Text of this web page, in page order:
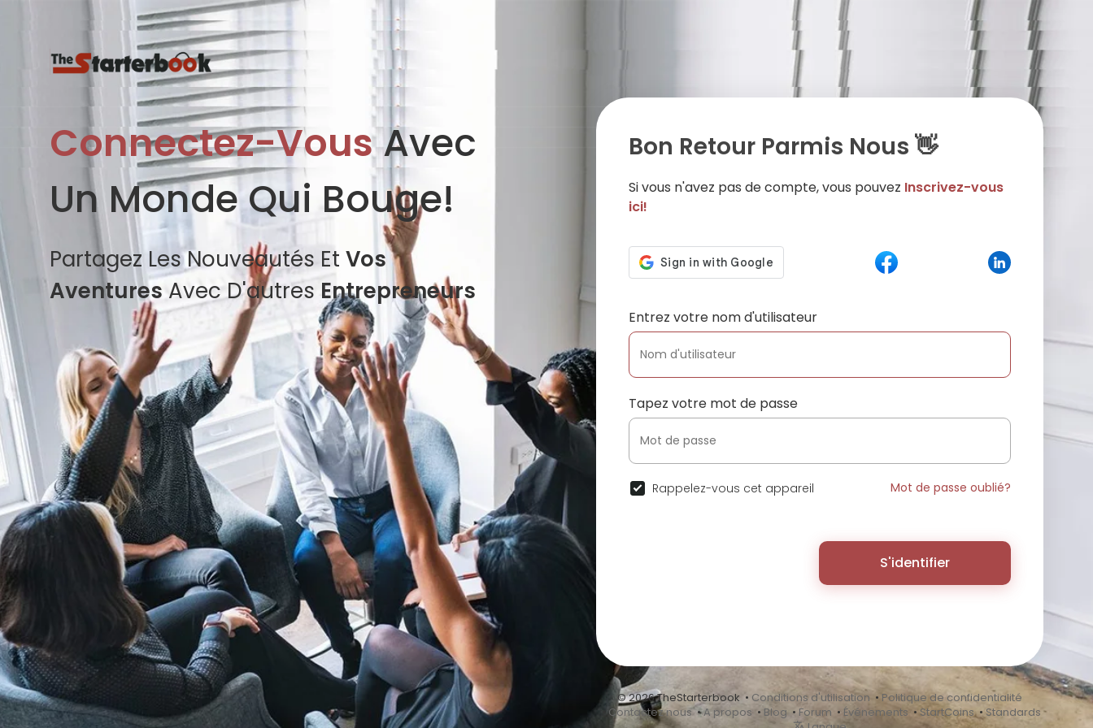
Connectez-VousAvec
Un Monde Qui Bouge!
Partagez Les Nouveautés Et Vos
Aventures Avec D'autres Entrepreneurs
Bon Retour Parmis Nous 👋
Si vous n'avez pas de compte, vous pouvez Inscrivez-vous
ici!
Entrez votre nom d'utilisateur
Tapez votre mot de passe
Rappelez-vous cet appareil Mot de passe oublié?
S'identifier
© 2026 TheStarterbook • Conditions d'utilisation • Politique de confidentialité
•Contactez nous•A propos•Blog • Forum • Événements • StartCoins•Standards